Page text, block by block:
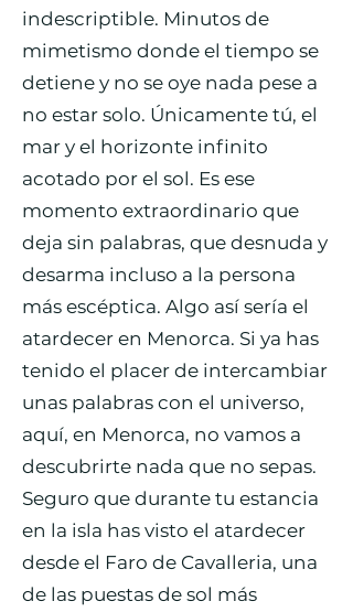
indescriptible. Minutos de
mimetismo donde el tiempo se
detiene y no se oye nada pese a
no estar solo. Únicamente tú, el
mar y el horizonte infinito
acotado por el sol. Es ese
momento extraordinario que
deja sin palabras, que desnuda y
desarma incluso a la persona
más escéptica. Algo así sería el
atardecer en Menorca. Si ya has
tenido el placer de intercambiar
unas palabras con el universo,
aquí, en Menorca, no vamos a
descubrirte nada que no sepas.
Seguro que durante tu estancia
en la isla has visto el atardecer
desde el Faro de Cavalleria, una
de las puestas de sol más